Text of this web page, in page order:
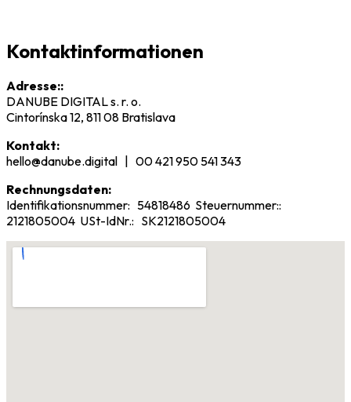
Kontaktinformationen
Adresse::
DANUBE DIGITAL s. r. o.
Cintorínska 12, 811 08 Bratislava
Kontakt:
hello@danube.digital | 00 421 950 541 343
Rechnungsdaten:
Identifikationsnummer: 54818486 Steuernummer::
2121805004 USt-IdNr.: SK2121805004